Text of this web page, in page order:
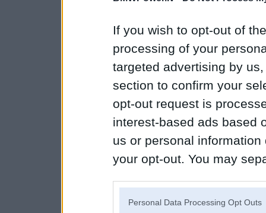
If you wish to opt-out of
processing of your
targeted advertising by
section to confirm your
opt-out request is
interest-based ads based
us or personal
your opt-out. You may
Personal Data Processing Opt Outs